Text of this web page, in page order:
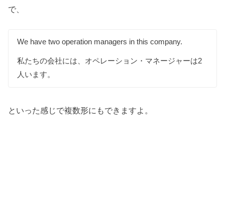
で、
We have two operation managers in this company.
私たちの会社には、オペレーション・マネージャーは2
人います。
といった感じで複数形にもできますよ。